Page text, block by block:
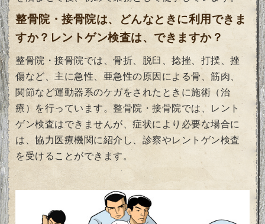
整骨院・接骨院は、どんなときに利用できま
すか？レントゲン検査は、できますか？
整骨院・接骨院では、骨折、脱臼、捻挫、打撲、挫
傷など、主に急性、亜急性の原因による骨、筋肉、
関節など運動器系のケガをされたときに施術（治
療）を行っています。整骨院・接骨院では、レント
ゲン検査はできませんが、症状により必要な場合に
は、協力医療機関に紹介し、診察やレントゲン検査
を受けることができます。